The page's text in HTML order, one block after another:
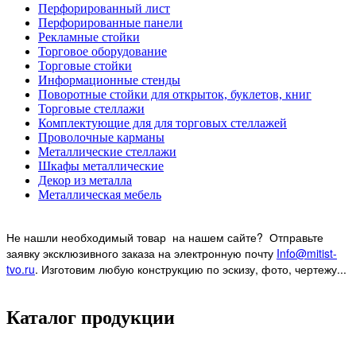
Перфорированный лист
Перфорированные панели
Рекламные стойки
Торговое оборудование
Торговые стойки
Информационные стенды
Поворотные стойки для открыток, буклетов, книг
Торговые стеллажи
Комплектующие для для торговых стеллажей
Проволочные карманы
Металлические стеллажи
Шкафы металлические
Декор из металла
Металлическая мебель
Не нашли необходимый товар на нашем сайте? Отправьте
заявку эксклюзивного заказа на электронную почту Info@mitist-
tvo.ru. Изготовим любую конструкцию по эскизу, фото, чертежу...
Каталог продукции